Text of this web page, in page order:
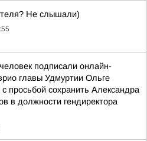
Не слышали)
подписали онлайн-
главы Удмуртии Ольге
просьбой сохранить Александра
в должности гендиректора